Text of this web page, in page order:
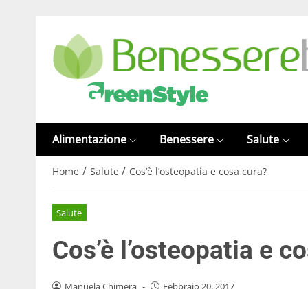
Alimentazione Benessere Salute
Home / Salute / Cos’è l’osteopatia e cosa cura?
Salute
Cos’è l’osteopatia e
Manuela Chimera - Febbraio 20, 2017